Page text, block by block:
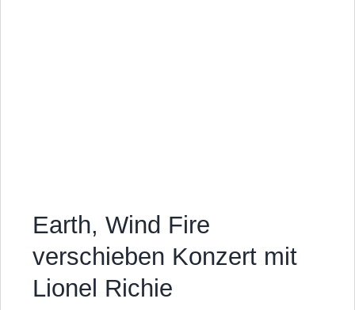
Earth, Wind Fire
verschieben Konzert mit
Lionel Richie